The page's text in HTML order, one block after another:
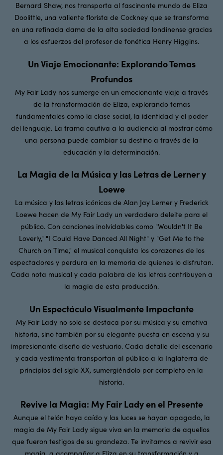
Bernard Shaw, nos transporta al fascinante mundo de Eliza
Doolittle, una valiente florista de Cockney que se transforma
en una refinada dama de la alta sociedad londinense gracias
a los esfuerzos del profesor de fonética Henry Higgins.
Un Viaje Emocionante: Explorando Temas
Profundos
My Fair Lady nos sumerge en un emocionante viaje a través
de la transformación de Eliza, explorando temas
fundamentales como la clase social, la identidad y el poder
del lenguaje. La trama cautiva a la audiencia al mostrar cómo
una persona puede cambiar su destino a través de la
educación y la determinación.
La Magia de la Música y las Letras de Lerner y
Loewe
La música y las letras icónicas de Alan Jay Lerner y Frederick
Loewe hacen de My Fair Lady un verdadero deleite para el
público. Con canciones inolvidables como "Wouldn't It Be
Loverly," "I Could Have Danced All Night" y "Get Me to the
Church on Time," el musical conquista los corazones de los
espectadores y perdura en la memoria de quienes lo disfrutan.
Cada nota musical y cada palabra de las letras contribuyen a
la magia de esta producción.
Un Espectáculo Visualmente Impactante
My Fair Lady no solo se destaca por su música y su emotiva
historia, sino también por su elegante puesta en escena y su
impresionante diseño de vestuario. Cada detalle del escenario
y cada vestimenta transportan al público a la Inglaterra de
principios del siglo XX, sumergiéndolo por completo en la
historia.
Revive la Magia: My Fair Lady en el Presente
Aunque el telón haya caído y las luces se hayan apagado, la
magia de My Fair Lady sigue viva en la memoria de aquellos
que fueron testigos de su grandeza. Te invitamos a revivir esa